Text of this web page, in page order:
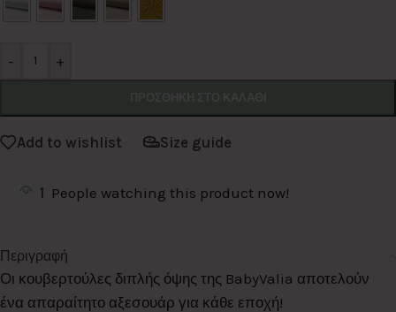
- +
Add to wishlist Size guide
1 People watching this product now!
Περιγραφή
Οι κουβερτούλες διπλής όψης της BabyValia αποτελούν
ένα απαραίτητο αξεσουάρ για κάθε εποχή!